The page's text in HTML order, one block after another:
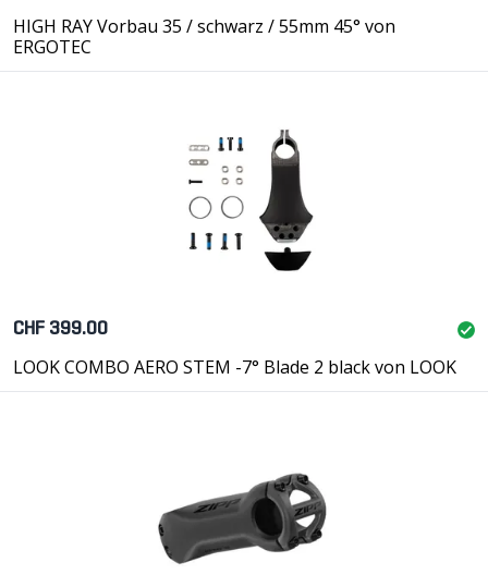
HIGH RAY Vorbau 35 / schwarz / 55mm 45° von
ERGOTEC
CHF 399.00
LOOK COMBO AERO STEM -7° Blade 2 black von LOOK